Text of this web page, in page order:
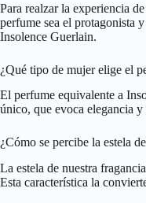
Para realzar la experiencia
perfume sea el protagonista
Insolence Guerlain.
¿Qué tipo de mujer elige el
El perfume equivalente a
único, que evoca elegancia
¿Cómo se percibe la estela
La estela de nuestra
Esta característica la